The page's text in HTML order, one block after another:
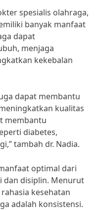
spesialis olahraga,
banyak manfaat
dapat
menjaga
kekebalan
dapat membantu
kualitas
membantu
diabetes,
tambah dr. Nadia.
optimal dari
dan disiplin. Menurut
kesehatan
adalah konsistensi.